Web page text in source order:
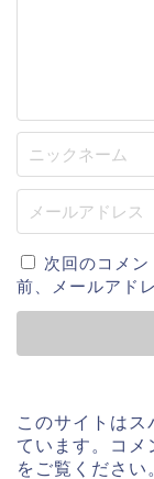
次回のコメ
前、メールアド
このサイトは
ています。
コメ
をご覧ください